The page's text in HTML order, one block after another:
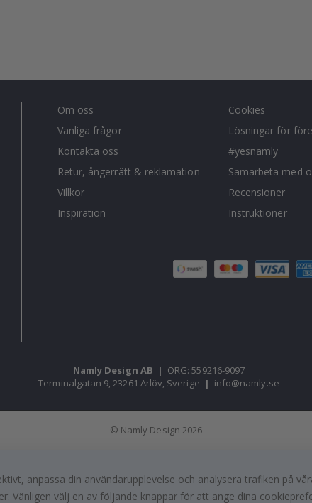
Om oss
Vanliga frågor
Kontakta oss
Retur, ångerrätt & reklamation
Villkor
Inspiration
Cookies
Lösningar för
#yesnamly
Samarbeta med
Recensioner
Instruktioner
Namly Design AB | ORG: 559216-9097
Terminalgatan 9, 23261 Arlöv, Sverige | info@namly.se
© Namly Design 2026
anpassa din användarupplevelse och analysera trafiken på
Vänligen välj en av följande knappar för att ange dina